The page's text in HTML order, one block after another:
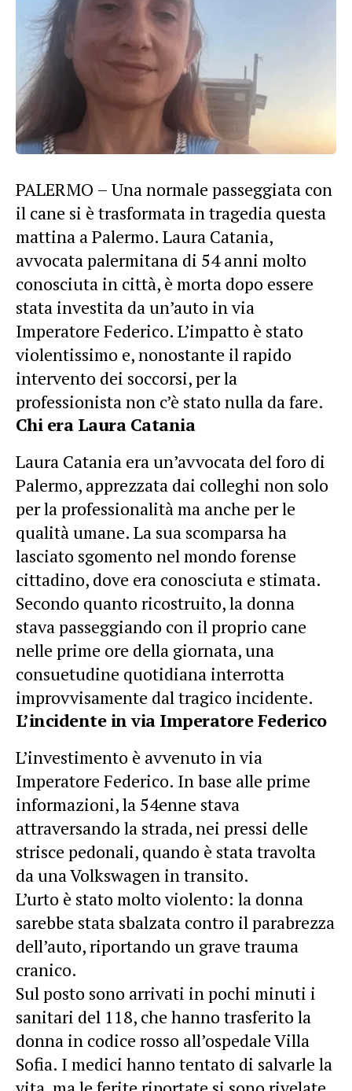
PALERMO – Una normale passeggiata con
il cane si è trasformata in tragedia questa
mattina a Palermo. Laura Catania,
avvocata palermitana di 54 anni molto
conosciuta in città, è morta dopo essere
stata investita da un’auto in via
Imperatore Federico. L’impatto è stato
violentissimo e, nonostante il rapido
intervento dei soccorsi, per la
professionista non c’è stato nulla da fare.
Chi era Laura Catania
Laura Catania era un’avvocata del foro di
Palermo, apprezzata dai colleghi non solo
per la professionalità ma anche per le
qualità umane. La sua scomparsa ha
lasciato sgomento nel mondo forense
cittadino, dove era conosciuta e stimata.
Secondo quanto ricostruito, la donna
stava passeggiando con il proprio cane
nelle prime ore della giornata, una
consuetudine quotidiana interrotta
improvvisamente dal tragico incidente.
L’incidente in via Imperatore Federico
L’investimento è avvenuto in via
Imperatore Federico. In base alle prime
informazioni, la 54enne stava
attraversando la strada, nei pressi delle
strisce pedonali, quando è stata travolta
da una Volkswagen in transito.
L’urto è stato molto violento: la donna
sarebbe stata sbalzata contro il parabrezza
dell’auto, riportando un grave trauma
cranico.
Sul posto sono arrivati in pochi minuti i
sanitari del 118, che hanno trasferito la
donna in codice rosso all’ospedale Villa
Sofia. I medici hanno tentato di salvarle la